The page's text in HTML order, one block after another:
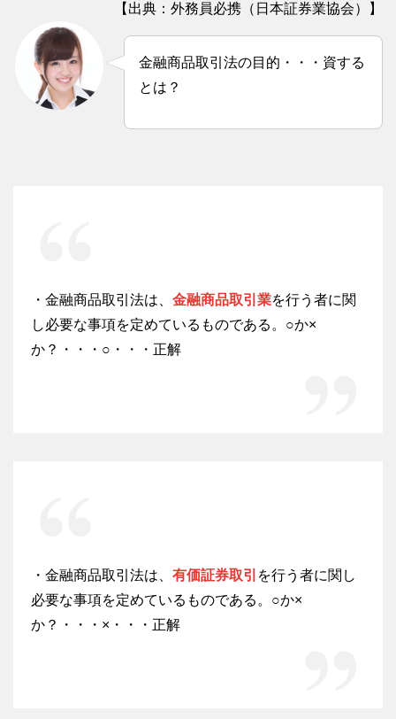
【出典：外務員必携（日本証券業協会）】
金融商品取引法の目的・・・資する
とは？
・金融商品取引法は、 金融商品取引業を行う者に関
し必要な事項を定めているものである。○か×
か？・・・○・・・正解
・金融商品取引法は、 有価証券取引 を行う者に関し
必要な事項を定めているものである。○か×
か？・・・×・・・正解